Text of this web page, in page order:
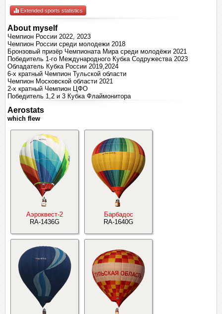
Extended sports statistics
About myself
Чемпион России 2022, 2023
Чемпион России среди молодежи 2018
Бронзовый призёр Чемпионата Мира среди молодёжи 2021
Победитель 1-го Международного Кубка Содружества 2023
Обладатель Кубка России 2019,2024
6-х кратный Чемпион Тульской области
Чемпион Московской области 2021
2-х кратный Чемпион ЦФО
Победитель 1,2 и 3 Кубка Флаймонитора
Aerostats
which flew
Аэроквест-2
RA-1436G
Барбадос
RA-1640G